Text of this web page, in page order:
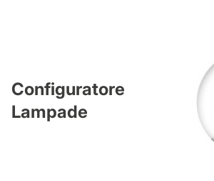
Configuratore
Lampade